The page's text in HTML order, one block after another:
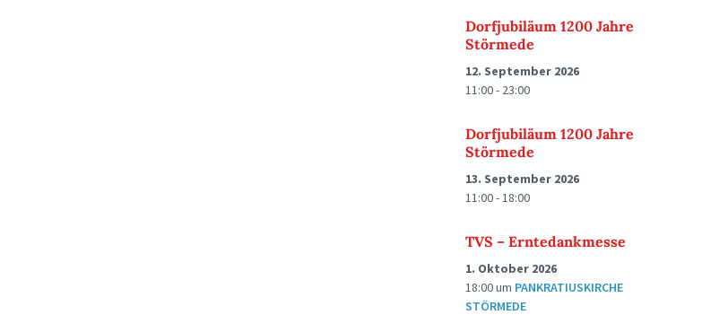
Dorfjubiläum 1200 Jahre
Störmede
12. September 2026
11:00 - 23:00
Dorfjubiläum 1200 Jahre
Störmede
13. September 2026
11:00 - 18:00
TVS – Erntedankmesse
1. Oktober 2026
18:00um PANKRATIUSKIRCHE
STÖRMEDE